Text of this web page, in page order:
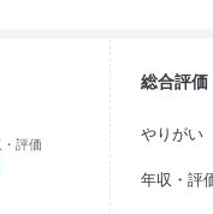
評価
総合評価
やりがい
年収・評